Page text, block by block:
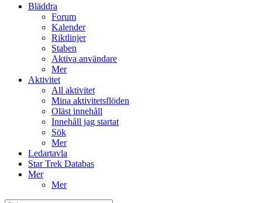
Bläddra
Forum
Kalender
Riktlinjer
Staben
Aktiva användare
Mer
Aktivitet
All aktivitet
Mina aktivitetsflöden
Oläst innehåll
Innehåll jag startat
Sök
Mer
Ledartavla
Star Trek Databas
Mer
Mer